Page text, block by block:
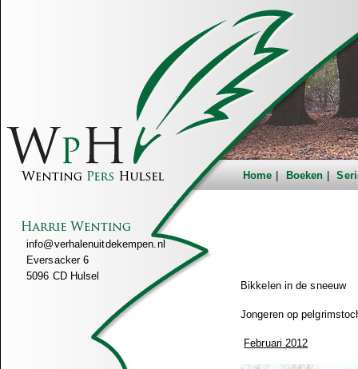
Home Boeken
info@verhalenuitdekempen.nl
Eversacker 6
5096 CD Hulsel
Bikkelen in de sneeuw
Jongeren op
Februari 2012